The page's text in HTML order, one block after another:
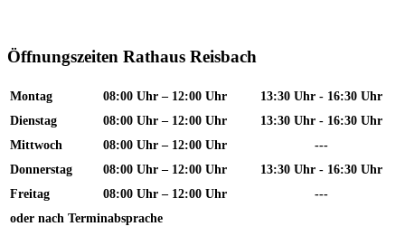
Öffnungszeiten Rathaus Reisbach
Montag 08:00 Uhr – 12:00 Uhr
13:30 Uhr - 16:30 Uhr
Dienstag
08:00 Uhr – 12:00 Uhr
13:30 Uhr - 16:30 Uhr
Mittwoch
08:00 Uhr – 12:00 Uhr
---
Donnerstag
08:00 Uhr – 12:00 Uhr
13:30 Uhr - 16:30 Uhr
Freitag
08:00 Uhr – 12:00 Uhr
---
oder nach Terminabsprache